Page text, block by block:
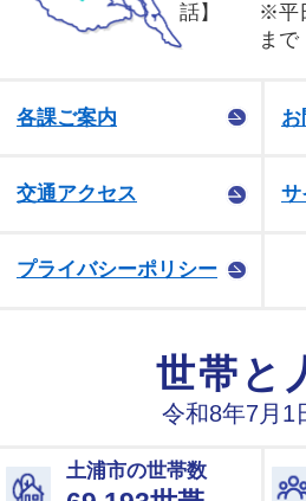
話】
※平
まで
各課ご案内
交通アクセス サ
プライバシーポリシー